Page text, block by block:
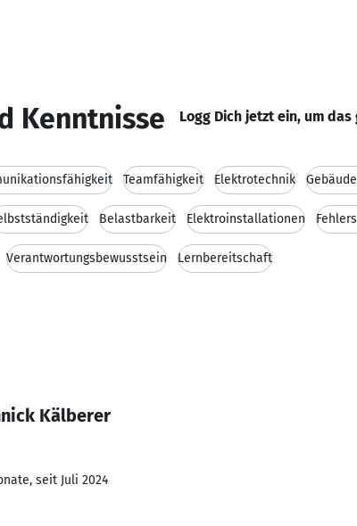
Kenntnisse Logg Dich jetzt ein, um
Teamfähigkeit Elektrotechnik
Belastbarkeit Elektroinstallationen
Verantwortungsbewusstsein Lernbereitschaft
Kälberer
seit Juli 2024